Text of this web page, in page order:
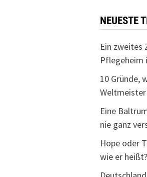
NEUESTE
Ein zweites
Pflegeheim
10 Gründe,
Eine
nie ganz
Hope oder
wie er heißt?